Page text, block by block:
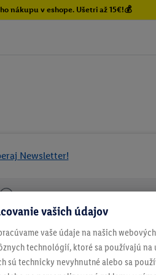
nákupu v eshope. Ušetri až 15€!💰
Newsletter!
zadarmo
NAŠE AKCIE!
vašich údajov
vaše údaje na našich
technológií, ktoré sa používajú na
sú technicky nevyhnutné alebo sa